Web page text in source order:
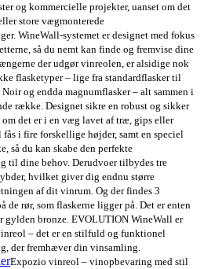
og kommercielle projekter, uanset om det
store vægmonterede
WineWall-systemet er designet med fokus
så du nemt kan finde og fremvise dine
der udgør vinreolen, er alsidige nok
flasketyper – lige fra standardflasker til
og endda magnumflasker – alt sammen i
række. Designet sikre en robust og sikker
det er i en væg lavet af træ, gips eller
fås i fire forskellige højder, samt en speciel
så du kan skabe den perfekte
til dine behov. Derudvoer tilbydes tre
hvilket giver dig endnu større
af dit vinrum. Og der findes 3
de rør, som flaskerne ligger på. Det er enten
gylden bronze. EVOLUTION WineWall er
– det er en stilfuld og funktionel
der fremhæver din vinsamling.
Expozio vinreol – vinopbevaring med stil